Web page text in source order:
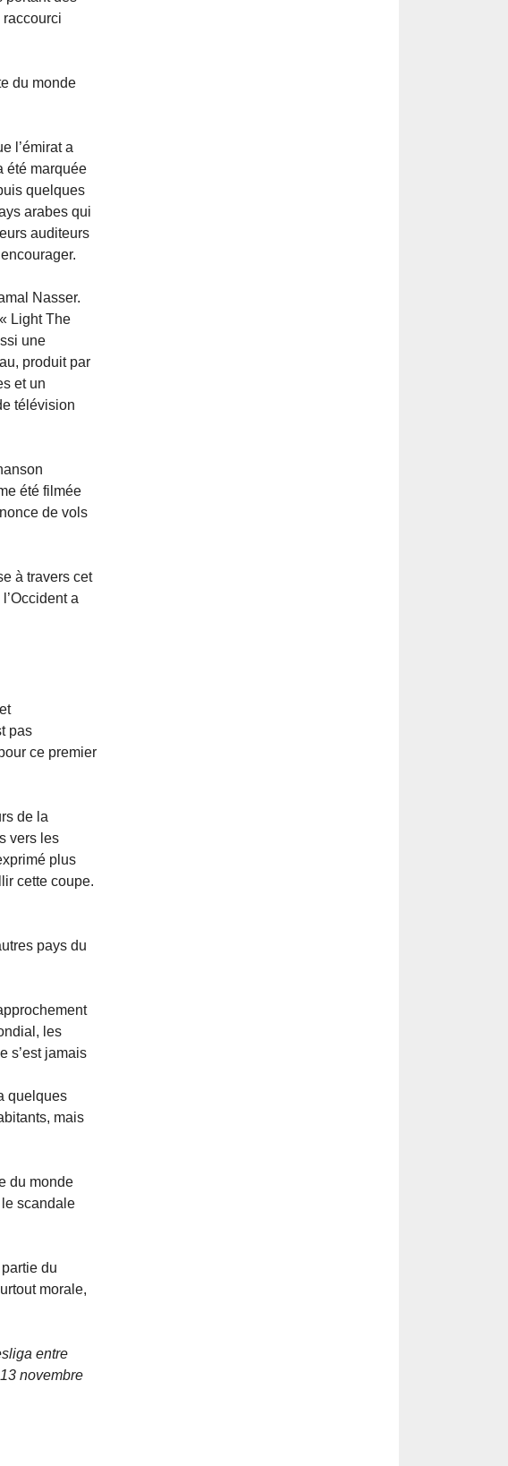
du monde
l’émirat a
été marquée
quelques
arabes qui
auditeurs
Nasser.
Light The
une
produit par
et un
télévision
été filmée
de vols
à travers cet
a
pas
ce premier
de la
vers les
plus
cette coupe.
pays du
les
s’est jamais
quelques
mais
du monde
le scandale
du
morale,
entre
novembre